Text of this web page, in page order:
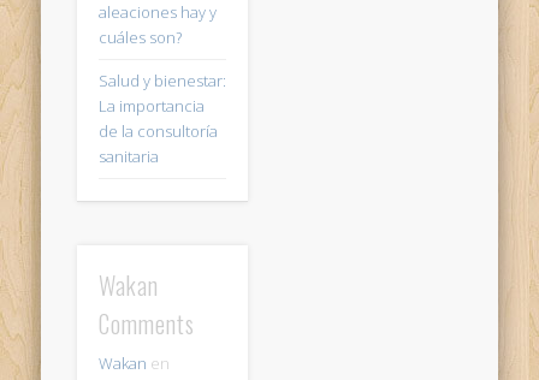
aleaciones hay y
cuáles son?
Salud y bienestar:
La importancia
de la consultoría
sanitaria
Wakan
Comments
Wakan en